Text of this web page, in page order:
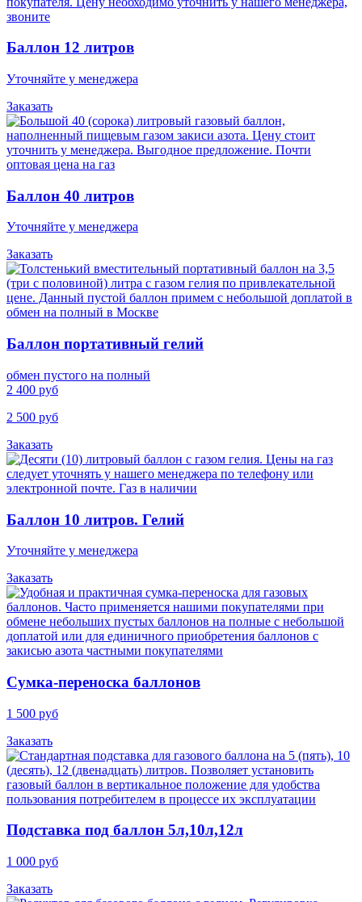
Баллон 12 литров
Уточняйте у менеджера
Заказать
Баллон 40 литров
Уточняйте у менеджера
Заказать
Баллон портативный гелий
обмен пустого на полный
2 400 руб
2 500 руб
Заказать
Баллон 10 литров. Гелий
Уточняйте у менеджера
Заказать
Cумка-переноска баллонов
1 500 руб
Заказать
Подставка под баллон 5л,10л,12л
1 000 руб
Заказать